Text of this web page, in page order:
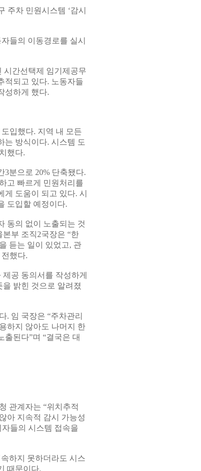
주차 민원시스템 ‘감시
들의 이동경로를 실시
시간선택제 임기제공무
적되고 있다. 노동자들
성하게 했다.
입했다. 지역 내 모든
는 방식이다. 시스템 도
했다.
3분으로 20% 단축됐다.
고 빠르게 민원처리를
도움이 되고 있다. 시
도입할 예정이다.
동의 없이 노출되는 것
부 조직2국장은 “한
듣는 일이 있었고, 관
했다.
공 동의서를 작성하게
밝힌 것으로 알려졌
. 임 국장은 “주차관리
하지 않아도 나머지 한
된다”며 “결국은 대
관계자는 “위치추적
아 지속적 감시 가능성
들의 시스템 접속을
하지 못하더라도 시스
때문이다.